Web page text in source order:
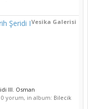
Vesika Galerisi
Şeridi I
III. Osman
0 yorum, in album: Bilecik